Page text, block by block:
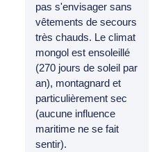
pas s'envisager sans
vêtements de secours
très chauds. Le climat
mongol est ensoleillé
(270 jours de soleil par
an), montagnard et
particulièrement sec
(aucune influence
maritime ne se fait
sentir).